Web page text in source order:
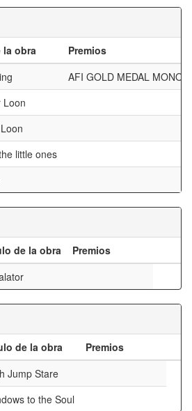
la obra
Premios
AFI GOLD MEDAL
Loon
little ones
de la obra
Premios
de la obra
Premios
Jump Stare
to the Soul